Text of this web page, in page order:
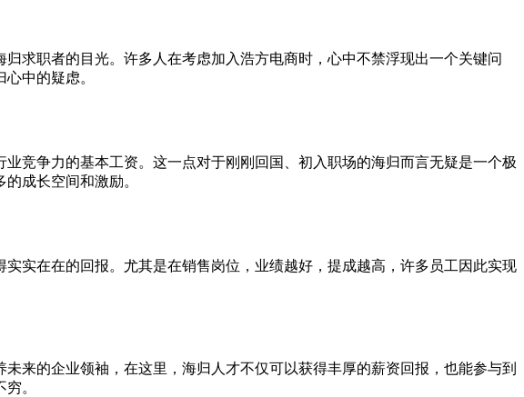
求职者的目光。许多人在考虑加入浩方电商时，心中不禁浮现出一个关键问
中的疑虑。
竞争力的基本工资。这一点对于刚刚回国、初入职场的海归而言无疑是一个极
成长空间和激励。
实在在的回报。尤其是在销售岗位，业绩越好，提成越高，许多员工因此实现
来的企业领袖，在这里，海归人才不仅可以获得丰厚的薪资回报，也能参与到
。